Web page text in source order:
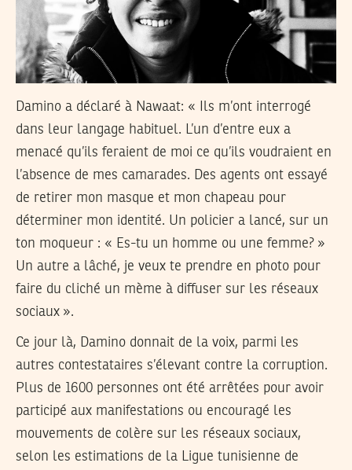
Damino a déclaré à Nawaat: « Ils m’ont interrogé
dans leur langage habituel. L’un d’entre eux a
menacé qu’ils feraient de moi ce qu’ils voudraient en
l’absence de mes camarades. Des agents ont essayé
de retirer mon masque et mon chapeau pour
déterminer mon identité. Un policier a lancé, sur un
ton moqueur : « Es-tu un homme ou une femme? »
Un autre a lâché, je veux te prendre en photo pour
faire du cliché un mème à diffuser sur les réseaux
sociaux ».
Ce jour là, Damino donnait de la voix, parmi les
autres contestataires s’élevant contre la corruption.
Plus de 1600 personnes ont été arrêtées pour avoir
participé aux manifestations ou encouragé les
mouvements de colère sur les réseaux sociaux,
selon les estimations de la Ligue tunisienne de